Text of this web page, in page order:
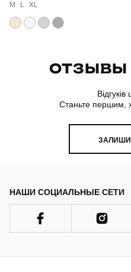
M L XL
ОТЗЫВЫ
Станьте першим,
НАШИ СОЦИАЛЬНЫЕ СЕТИ